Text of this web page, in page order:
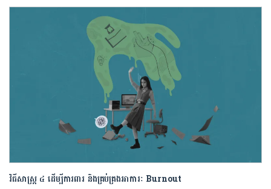
វិធីសាស្រ្ត ៤ ​ដើម្បី​ការពារ និងគ្រប់គ្រង​អាការៈ Burnout